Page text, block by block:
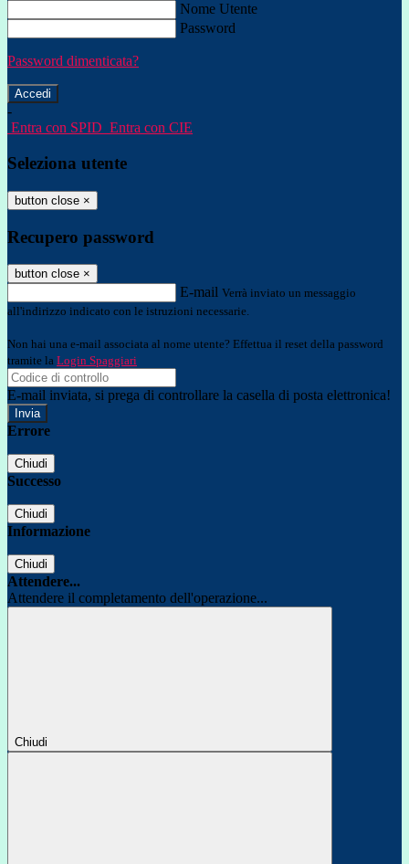
Nome Utente
Password
Password dimenticata?
-
Entra con SPID Entra con CIE
Seleziona utente
button close ×
Recupero password
button close ×
E-mail Verrà inviato un messaggio
all'indirizzo indicato con le istruzioni necessarie.
Non hai una e-mail associata al nome utente? Effettua il reset della password
tramite la Login Spaggiari
E-mail inviata, si prega di controllare la casella di posta elettronica!
Errore
Chiudi
Successo
Chiudi
Informazione
Chiudi
Attendere...
Attendere il completamento dell'operazione...
Chiudi